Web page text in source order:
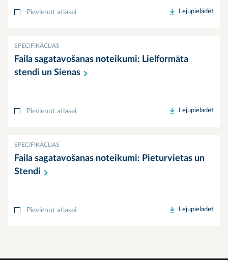
Pievienot atlasei Lejupielādēt
SPECIFIKĀCIJAS
Faila sagatavošanas noteikumi: Lielformāta
stendi un Sienas
Pievienot atlasei Lejupielādēt
SPECIFIKĀCIJAS
Faila sagatavošanas noteikumi: Pieturvietas un
Stendi
Pievienot atlasei Lejupielādēt